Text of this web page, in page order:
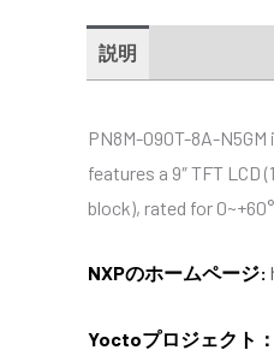
説明
PN8M-090T-8A-N5GM
features a 9″ TFT
block), rated for
NXPのホームページ:
Yoctoプロジェクト：